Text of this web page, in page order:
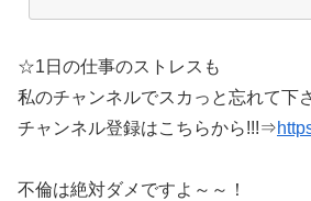
☆1日の仕事のストレスも
私のチャンネルでスカっと忘れて下
チャンネル登録はこちらから!!!⇒
不倫は絶対ダメですよ～～！